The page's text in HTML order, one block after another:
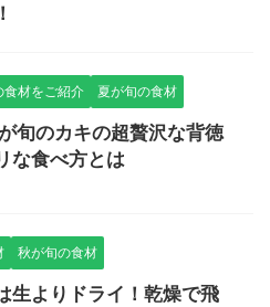
食材をご紹介 夏が旬の食材
旬のカキの超贅沢な背徳
な食べ方とは
秋が旬の食材
生よりドライ！乾燥で飛